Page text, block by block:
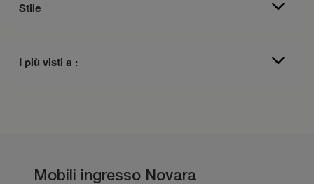
Stile
I più visti a :
Mobili ingresso Novara